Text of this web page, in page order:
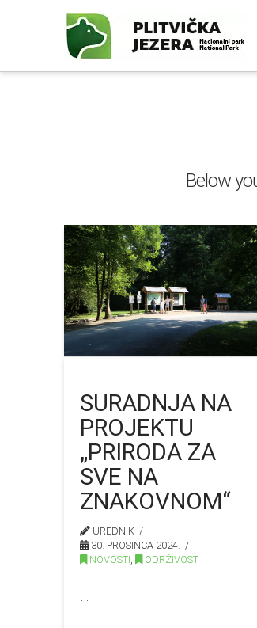
Below
SURADNJA NA
PROJEKTU
„PRIRODA ZA
SVE NA
ZNAKOVNOM“
UREDNIK
30. PROSINCA 2024.
NOVOSTI
ODRŽIVOST
…